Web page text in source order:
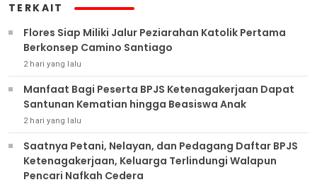
TERKAIT
Flores Siap Miliki Jalur Peziarahan Katolik Pertama
Berkonsep Camino Santiago
2 hari yang lalu
Manfaat Bagi Peserta BPJS Ketenagakerjaan Dapat
Santunan Kematian hingga Beasiswa Anak
2 hari yang lalu
Saatnya Petani, Nelayan, dan Pedagang Daftar BPJS
Ketenagakerjaan, Keluarga Terlindungi Walapun
Pencari Nafkah Cedera